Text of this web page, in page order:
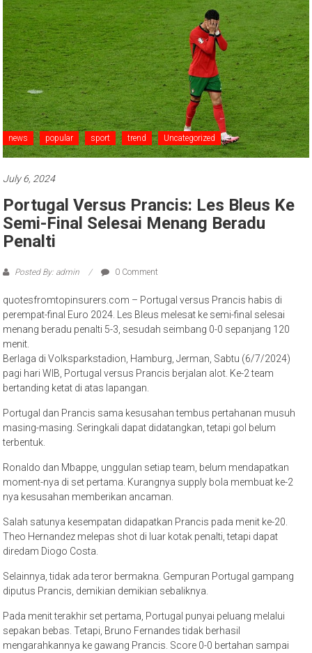
news popular sport trend Uncategorized
July 6, 2024
Portugal Versus Prancis: Les Bleus Ke
Semi-Final Selesai Menang Beradu
Penalti
Posted By: admin 0 Comment
quotesfromtopinsurers.com – Portugal versus Prancis habis di
perempat-final Euro 2024. Les Bleus melesat ke semi-final selesai
menang beradu penalti 5-3, sesudah seimbang 0-0 sepanjang 120
menit.
Berlaga di Volksparkstadion, Hamburg, Jerman, Sabtu (6/7/2024)
pagi hari WIB, Portugal versus Prancis berjalan alot. Ke-2 team
bertanding ketat di atas lapangan.
Portugal dan Prancis sama kesusahan tembus pertahanan musuh
masing-masing. Seringkali dapat didatangkan, tetapi gol belum
terbentuk.
Ronaldo dan Mbappe, unggulan setiap team, belum mendapatkan
moment-nya di set pertama. Kurangnya supply bola membuat ke-2
nya kesusahan memberikan ancaman.
Salah satunya kesempatan didapatkan Prancis pada menit ke-20.
Theo Hernandez melepas shot di luar kotak penalti, tetapi dapat
diredam Diogo Costa.
Selainnya, tidak ada teror bermakna. Gempuran Portugal gampang
diputus Prancis, demikian demikian sebaliknya.
Pada menit terakhir set pertama, Portugal punyai peluang melalui
sepakan bebas. Tetapi, Bruno Fernandes tidak berhasil
mengarahkannya ke gawang Prancis. Score 0-0 bertahan sampai